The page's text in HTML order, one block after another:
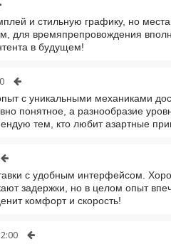
и стильную графику, но
для времяпрепровождения
в будущем!
с уникальными механиками
понятное, а разнообразие
тем, кто любит азартные
с удобным интерфейсом.
задержки, но в целом опыт
комфорт и скорость!